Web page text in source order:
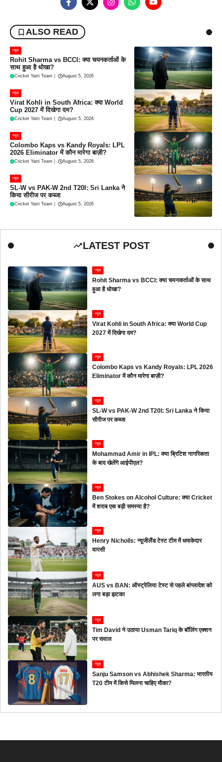
ALSO READ
न्यूज
Rohit Sharma vs BCCI: क्या चयनकर्ताओं के
साथ हुआ है धोखा?
Cricket Yatri Team August 5, 2026
न्यूज
Virat Kohli in South Africa: क्या World
Cup 2027 में दिखेगा दम?
Cricket Yatri Team August 5, 2026
न्यूज
Colombo Kaps vs Kandy Royals: LPL
2026 Eliminator में कौन मारेगा बाज़ी?
Cricket Yatri Team August 5, 2026
न्यूज
SL-W vs PAK-W 2nd T20I: Sri Lanka ने
किया सीरीज पर कब्जा
Cricket Yatri Team August 5, 2026
LATEST POST
न्यूज
Rohit Sharma vs BCCI: क्या चयनकर्ताओं के साथ
हुआ है धोखा?
न्यूज
Virat Kohli in South Africa: क्या World Cup
2027 में दिखेगा दम?
न्यूज
Colombo Kaps vs Kandy Royals: LPL 2026
Eliminator में कौन मारेगा बाज़ी?
न्यूज
SL-W vs PAK-W 2nd T20I: Sri Lanka ने किया
सीरीज पर कब्जा
न्यूज
Mohammad Amir in IPL: क्या ब्रिटिश नागरिकता
के बाद खेलेंगे आईपीएल?
न्यूज
Ben Stokes on Alcohol Culture: क्या Cricket
में शराब एक बड़ी समस्या है?
न्यूज
Henry Nicholls: न्यूजीलैंड टेस्ट टीम में धमाकेदार
वापसी
न्यूज
AUS vs BAN: ऑस्ट्रेलिया टेस्ट से पहले बांग्लादेश को
लगा बड़ा झटका
न्यूज
Tim David ने उठाया Usman Tariq के बॉलिंग एक्शन
पर सवाल
न्यूज
Sanju Samson vs Abhishek Sharma: भारतीय
T20 टीम में किसे मिलना चाहिए मौका?